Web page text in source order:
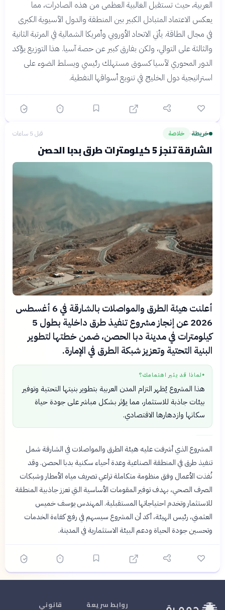
العربية، حيث تستقبل الغالبية العظمى من هذه الصادرات، مما
يعكس الاعتماد المتبادل الكبير بين المنطقة والدول الآسيوية الكبرى
في مجال الطاقة. يأتي الاتحاد الأوروبي وأمريكا الشمالية في المرتبة الثانية
والثالثة على التوالي، ولكن بفارق كبير عن حصة آسيا. هذا التوزيع يؤكد
الدور المحوري لآسيا كسوق مستهلك رئيسي ويسلط الضوء على
استراتيجية دول الخليج في تنويع أسواقها النفطية.
خريطة› خلاصة قبل 5 ساعات
الشارقة تنجز 5 كيلومترات طرق بدبا الحصن
أعلنت هيئة الطرق والمواصلات بالشارقة في 6 أغسطس
2026 عن إنجاز مشروع تنفيذ طرق داخلية بطول 5
كيلومترات في مدينة دبا الحصن، ضمن خطتها لتطوير
البنية التحتية وتعزيز شبكة الطرق في الإمارة.
● لماذا قد يثير اهتمامك؟
هذا المشروع يُظهر التزام المدن العربية بتطوير بنيتها التحتية وتوفير
بيئات جاذبة للاستثمار، مما يؤثر بشكل مباشر على جودة حياة
سكانها وازدهارها الاقتصادي.
المشروع الذي أشرفت عليه هيئة الطرق والمواصلات في الشارقة شمل
تنفيذ طرق في المنطقة الصناعية وعدة أحياء سكنية بدبا الحصن. وقد
نُفذت الأعمال وفق منظومة متكاملة تراعي تصريف مياه الأمطار وشبكات
الصرف الصحي، بهدف توفير المقومات الأساسية التي تعزز جاذبية المنطقة
للاستثمار وتخدم احتياجاتها المستقبلية. المهندس يوسف خميس
العثمني، رئيس الهيئة، أكد أن المشروع سيسهم في رفع كفاءة الخدمات
وتحسين جودة الحياة ودعم البيئة الاستثمارية في المدينة.
روابط سريعة قانوني